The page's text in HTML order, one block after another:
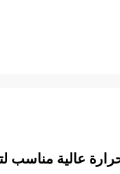
عالية مناسب